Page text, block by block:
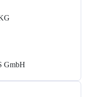
GmbH